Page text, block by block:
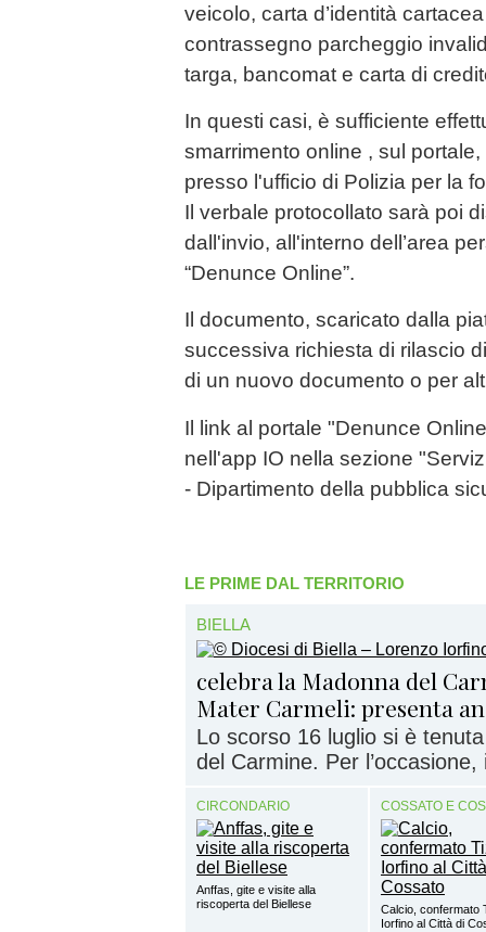
veicolo, carta d’identità
contrassegno parcheggio
targa, bancomat e carta di
In questi casi, è sufficiente
smarrimento online , sul
presso l'ufficio di Polizia per la
Il verbale protocollato sarà poi
dall'invio, all'interno dell’area
“Denunce Online”.
Il documento, scaricato dalla
successiva richiesta di rilascio
di un nuovo documento o per
Il link al portale "Denunce
nell'app IO nella sezione
- Dipartimento della pubblica
LE PRIME DAL TERRITORIO
BIELLA
celebra la Madonna del
Mater Carmeli: presenta
Lo scorso 16 luglio si è
del Carmine. Per
CIRCONDARIO
Anffas, gite e visite alla
riscoperta del Biellese
COSSATO E
Calcio, confermato
Iorfino al Città di